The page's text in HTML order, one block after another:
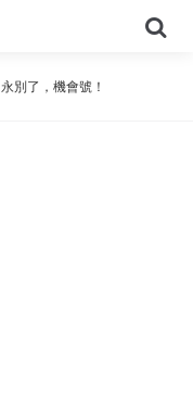
尋
永別了，機會號！